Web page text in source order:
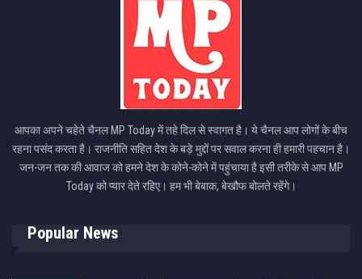
आपका अपने चहेते चैनल MP Today में तहे दिल से स्वागत है। ये चैनल आप लोगों के बीच
रहना पसंद करता है। राजनीति सहित देश के बड़े मुद्दों पर सवाल करना ही हमारी पहचान है।
जन-जन तक की आवाज को हमने देश के कोने-कोने में पहुंचाया है इसी तरीके से आप MP
Today को प्यार देते रहिए। हम भी बेबाक, बेखौफ बोलते रहेंगे।
Popular News